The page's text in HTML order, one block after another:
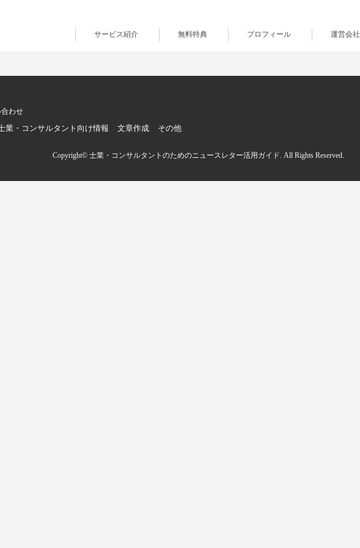
サービス紹介 無料特典 プロフィール 運営会社
合わせ
業・コンサルタント向け情報 文章作成 その他
Copyright© 士業・コンサルタントのためのニュースレター活用ガイド. All Rights Reserved.